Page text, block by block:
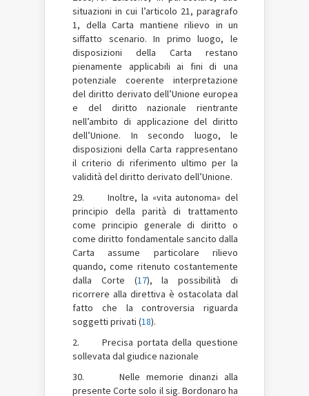
situazioni in cui l’articolo 21, paragrafo
1, della Carta mantiene rilievo in un
siffatto scenario. In primo luogo, le
disposizioni della Carta restano
pienamente applicabili ai fini di una
potenziale coerente interpretazione
del diritto derivato dell’Unione europea
e del diritto nazionale rientrante
nell’ambito di applicazione del diritto
dell’Unione. In secondo luogo, le
disposizioni della Carta rappresentano
il criterio di riferimento ultimo per la
validità del diritto derivato dell’Unione.
29. Inoltre, la «vita autonoma» del
principio della parità di trattamento
come principio generale di diritto o
come diritto fondamentale sancito dalla
Carta assume particolare rilievo
quando, come ritenuto costantemente
dalla Corte (17), la possibilità di
ricorrere alla direttiva è ostacolata dal
fatto che la controversia riguarda
soggetti privati (18).
2. Precisa portata della questione
sollevata dal giudice nazionale
30. Nelle memorie dinanzi alla
presente Corte solo il sig. Bordonaro ha